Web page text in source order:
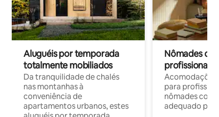
Aluguéis por temporada
totalmente mobiliados
Da tranquilidade de chalés
nas montanhas à
conveniência de
apartamentos urbanos, estes
Nômades
profissionais
para
nômades com
adequado